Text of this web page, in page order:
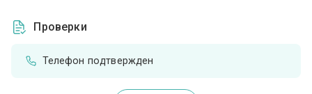
Проверки
Телефон подтвержден